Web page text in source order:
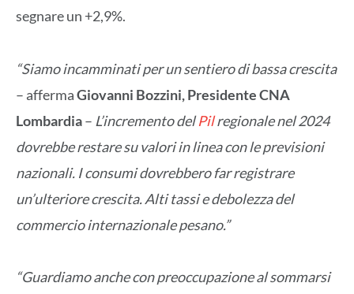
segnare un +2,9%.
“Siamo incamminati per un sentiero di bassa crescita
– affermaGiovanni Bozzini, Presidente CNA
Lombardia– L’incremento delPilregionale nel 2024
dovrebbe restare su valori in linea con le previsioni
nazionali. I consumi dovrebbero far registrare
un’ulteriore crescita. Alti tassi e debolezza del
commercio internazionale pesano.”
“Guardiamo anche con preoccupazione al sommarsi